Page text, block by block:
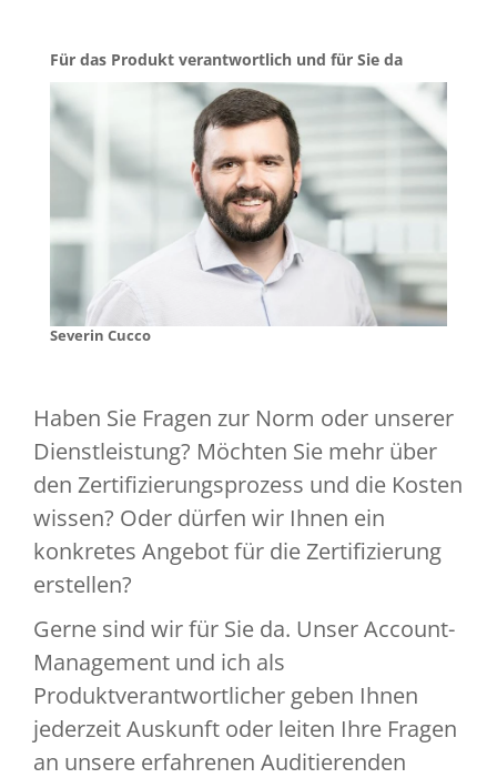
Für das Produkt verantwortlich und für Sie da
Severin Cucco
Haben Sie Fragen zur Norm oder unserer
Dienstleistung? Möchten Sie mehr über
den Zertifizierungsprozess und die Kosten
wissen? Oder dürfen wir Ihnen ein
konkretes Angebot für die Zertifizierung
erstellen?
Gerne sind wir für Sie da. Unser Account-
Management und ich als
Produktverantwortlicher geben Ihnen
jederzeit Auskunft oder leiten Ihre Fragen
an unsere erfahrenen Auditierenden